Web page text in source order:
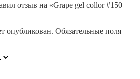
отзыв на «Grape gel collor #150
опубликован. Обязательные поля